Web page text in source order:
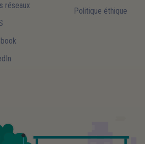
réseaux
Politique éthique